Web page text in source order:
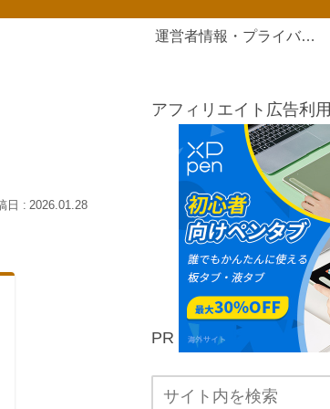
運営者情報・プライバシーポリシー
2026.01.28
アフィリエイト広告利用
PR